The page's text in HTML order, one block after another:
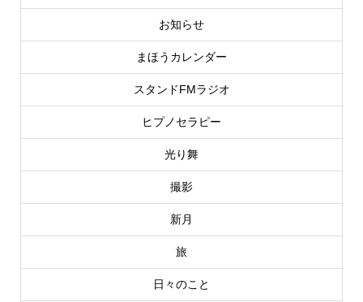
お知らせ
まほうカレンダー
スタンドFMラジオ
ヒプノセラピー
光り舞
撮影
新月
旅
日々のこと